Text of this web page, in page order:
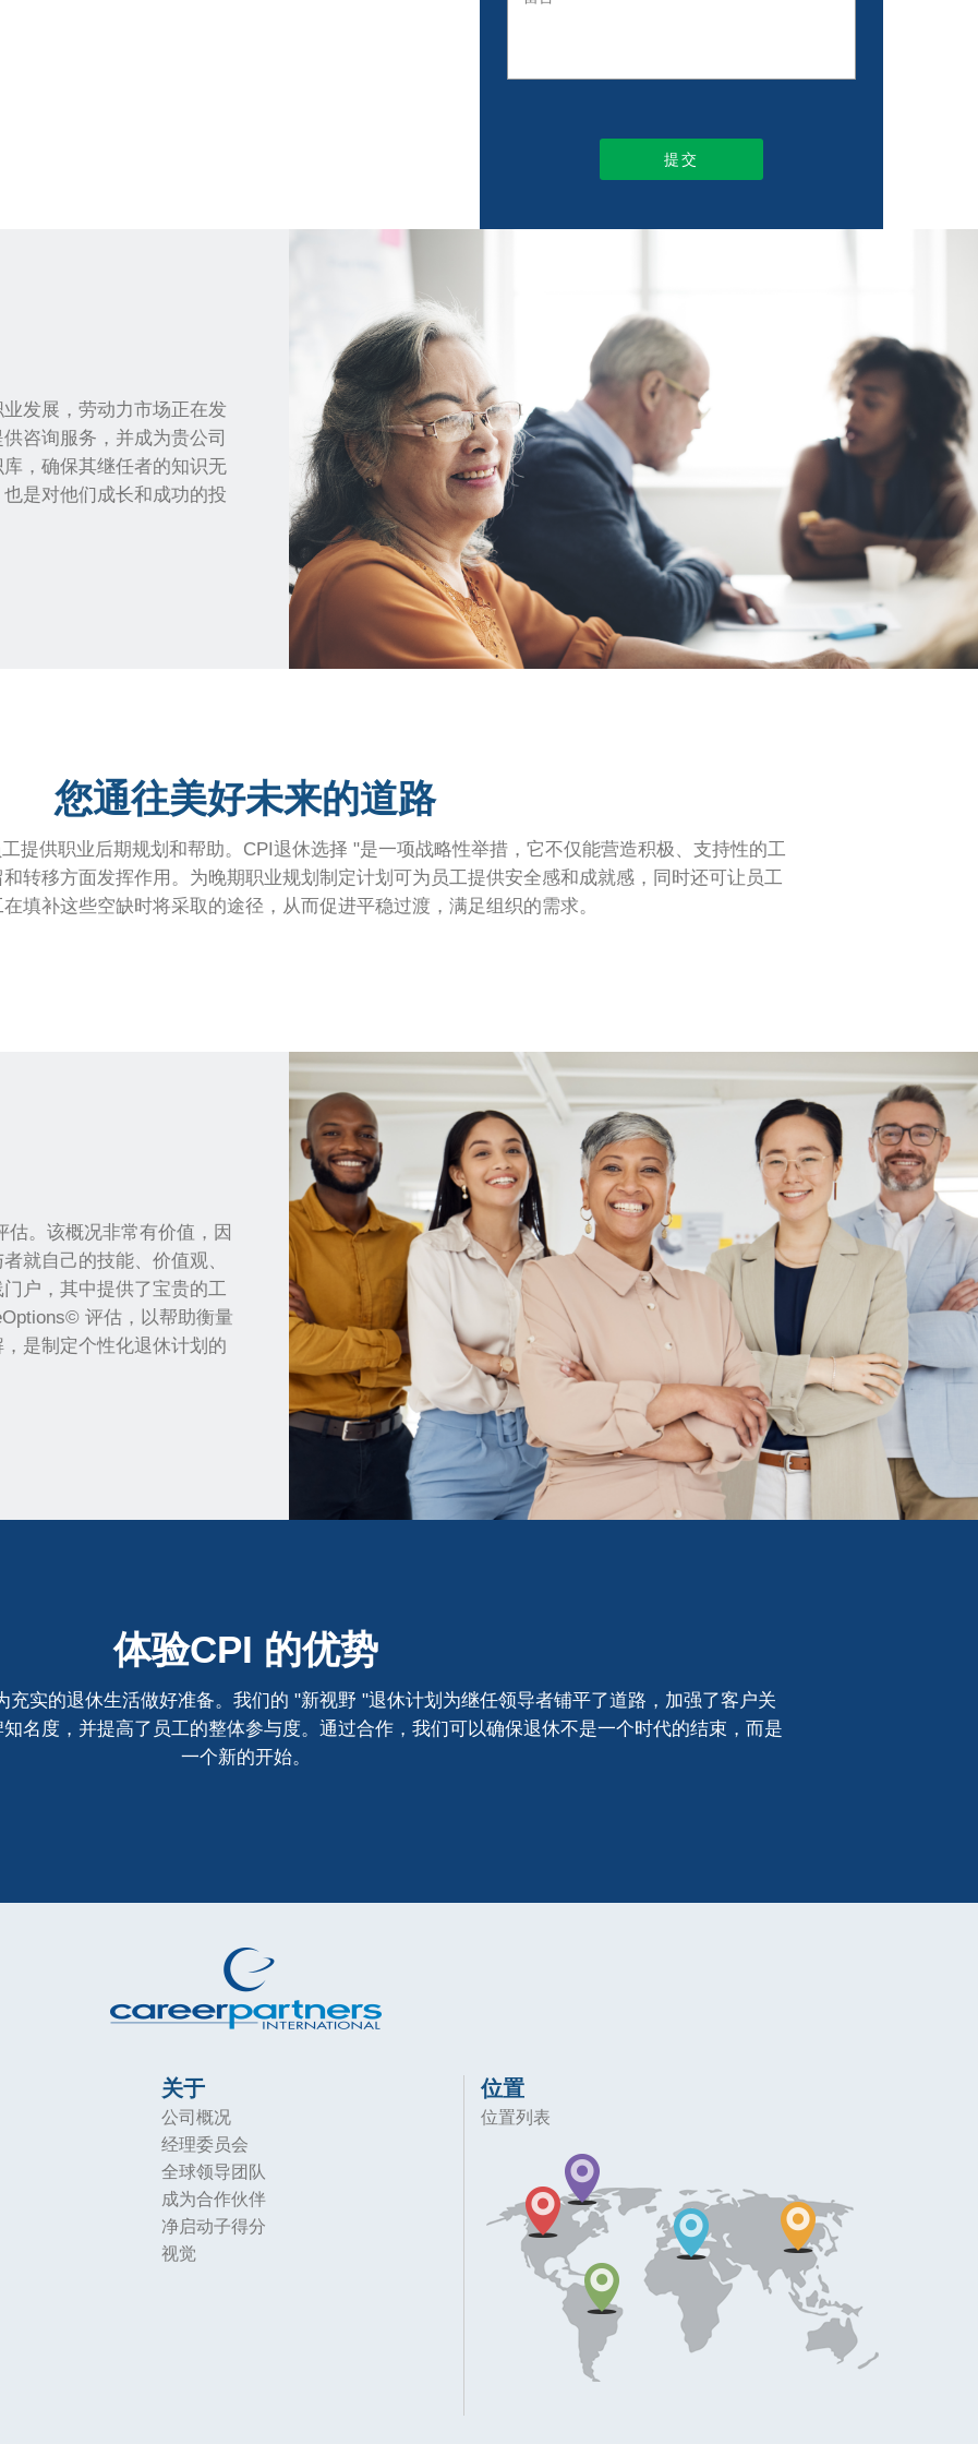
发展，劳动力市场正在发
咨询服务，并成为贵公司
，确保其继任者的知识无
是对他们成长和成功的投
您通往美好未来的道路
提供职业后期规划和帮助。CPI退休选择 "是一项战略性举措，它不仅能营造积极、支持性的工
转移方面发挥作用。为晚期职业规划制定计划可为员工提供安全感和成就感，同时还可让员工
填补这些空缺时将采取的途径，从而促进平稳过渡，满足组织的需求。
。该概况非常有价值，因
就自己的技能、价值观、
户，其中提供了宝贵的工
评估，以帮助衡量
是制定个性化退休计划的
体验CPI 的优势
充实的退休生活做好准备。我们的 "新视野 "退休计划为继任领导者铺平了道路，加强了客户关
名度，并提高了员工的整体参与度。通过合作，我们可以确保退休不是一个时代的结束，而是
一个新的开始。
关于
公司概况
经理委员会
全球领导团队
成为合作伙伴
净启动子得分
视觉
位置
位置列表